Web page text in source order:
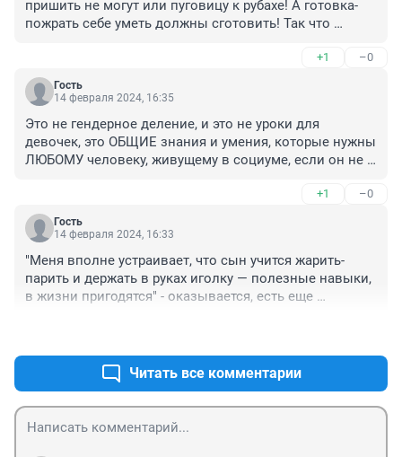
пришить не могут или пуговицу к рубахе! А готовка-
пожрать себе уметь должны сготовить! Так что
+1 –0
Гость
14 февраля 2024, 16:35
Это не гендерное деление, и это не уроки для
девочек, это ОБЩИЕ знания и умения, которые нужны
ЛЮБОМУ человеку, живущему в социуме, если он не
Но видимо эта мамашка хочет вырастить ленивого
пузочеса, который будет лежать на диване с рукой в
труханах и кричать жене "свари то, сделай сё!", потому
вырастет, надо сказать.
А потом женщины жалуются, что все мужики такие,
потому что им иногда попадаются такие
+1 –0
Гость
14 февраля 2024, 16:33
"Меня вполне устраивает, что сын учится жарить-
парить и держать в руках иголку — полезные навыки,
в жизни пригодятся" - оказывается, есть еще
Читать все комментарии